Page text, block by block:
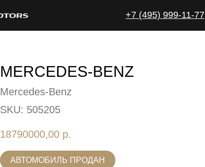
+7 (495) 999-11-77
MERCEDES-BENZ
Mercedes-Benz
SKU: 505205
18790000,00 р.
АВТОМОБИЛЬ ПРОДАН